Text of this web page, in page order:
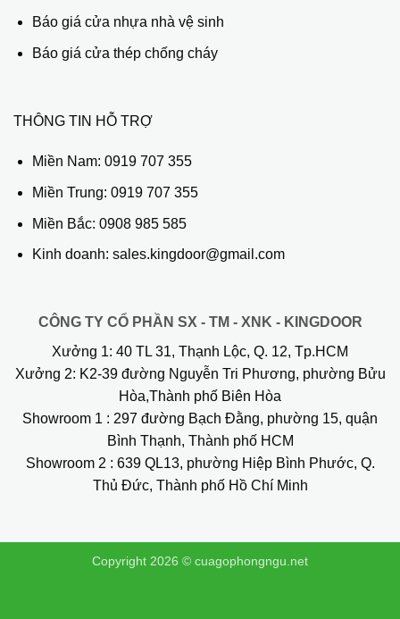
Báo giá cửa nhựa nhà vệ sinh
Báo giá cửa thép chống cháy
THÔNG TIN HỖ TRỢ
Miền Nam: 0919 707 355
Miền Trung: 0919 707 355
Miền Bắc: 0908 985 585
Kinh doanh: sales.kingdoor@gmail.com
CÔNG TY CỔ PHẦN SX - TM - XNK - KINGDOOR
Xưởng 1: 40 TL 31, Thạnh Lộc, Q. 12, Tp.HCM
Xưởng 2: K2-39 đường Nguyễn Tri Phương, phường Bửu
Hòa,Thành phố Biên Hòa
Showroom 1 : 297 đường Bạch Đằng, phường 15, quận
Bình Thạnh, Thành phố HCM
Showroom 2 : 639 QL13, phường Hiệp Bình Phước, Q.
Thủ Đức, Thành phố Hồ Chí Minh
Copyright 2026 © cuagophongngu.net